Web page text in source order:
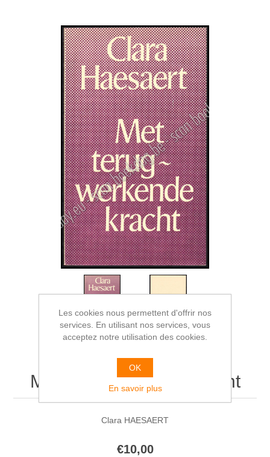
Met terugwerkende kracht
Clara HAESAERT
€10,00
Les cookies nous permettent d'offrir nos
services. En utilisant nos services, vous
acceptez notre utilisation des cookies.
OK
En savoir plus